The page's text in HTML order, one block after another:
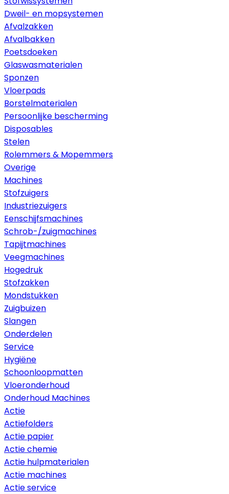
Dweil- en mopsystemen
Afvalzakken
Afvalbakken
Poetsdoeken
Glaswasmaterialen
Sponzen
Vloerpads
Borstelmaterialen
Persoonlijke bescherming
Disposables
Stelen
Rolemmers & Mopemmers
Overige
Machines
Stofzuigers
Industriezuigers
Eenschijfsmachines
Schrob-/zuigmachines
Tapijtmachines
Veegmachines
Hogedruk
Stofzakken
Mondstukken
Zuigbuizen
Slangen
Onderdelen
Service
Hygiëne
Schoonloopmatten
Vloeronderhoud
Onderhoud Machines
Actie
Actiefolders
Actie papier
Actie chemie
Actie hulpmaterialen
Actie machines
Actie service